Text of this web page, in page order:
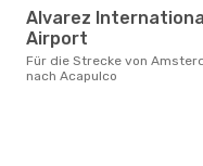
Alvarez International
Airport
Für die Strecke von Amsterdam
nach Acapulco